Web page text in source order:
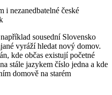
i nezanedbatelné české
sousední Slovensko
vyráží hledat nový domov.
kde občas existují početné
stále jazykem číslo jedna a kde
domově na starém